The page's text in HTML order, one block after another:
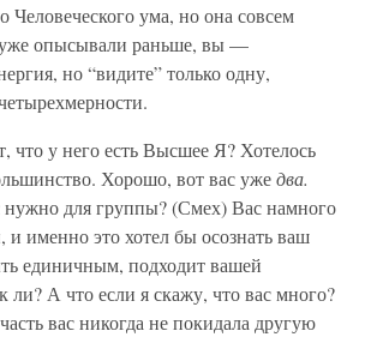
Человеческого ума, но она совсем
опысывали раньше, вы —
но “видите” только одну,
что у него есть Высшее Я? Хотелось
Хорошо, вот вас ужедва.
нужно для группы? (Смех) Вас намного
именно это хотел бы осознать ваш
единичным, подходит вашей
ли? А что если я скажу, что вас много?
вас никогда не покидала другую